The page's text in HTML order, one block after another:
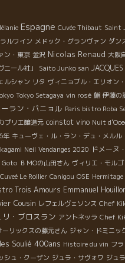
Espagne Cuvée Thibaut Saint
ルワイン メドック・グランヴァン ダン
ン・東京 金沢 Nicolas Renaud 大阪
ニール社」
Saito Junko san
ルシャン リタ ヴィニョブル・エリオン
Tokyo Setagaya vin rosé 鮨 伊藤の
ーラン・バニョル Paris bistro Roba
プリエ醸造元 coinstot vino Nuit
年 キューヴェ・ル・ラン・デュ・メルル
Neil Vendanges 2020 ドメーヌ
ＢＭОの山田さん ヴィリエ・モルゴ
Cuveé Le Rollier Canigou OSE Hermitage
Trois Amours Emmanuel
Cousin レフェルヴェソンス Chef
リ・ブロスラン アントネッラ Chef
ーリックスの藤元さん ジャン・ドミニッ
Soulié 400ans Histoire du vin フ
シュ・クーザン ジュラ・サヴォワ ジュ